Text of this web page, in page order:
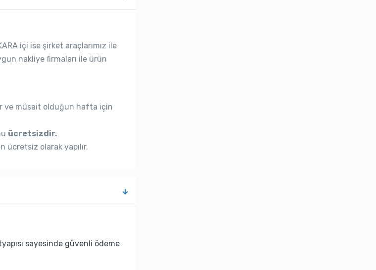
içi ise şirket araçlarımız ile
nakliye firmaları ile ürün
ve müsait olduğun hafta için
ücretsizdir.
olarak yapılır.
sayesinde güvenli ödeme